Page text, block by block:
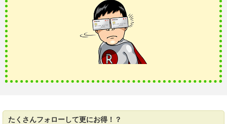
たくさんフォローして更にお得！？